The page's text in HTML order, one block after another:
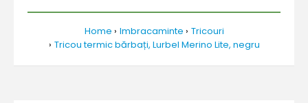
Home Imbracaminte
Tricouri
Tricou termic bărbați, Lurbel Merino Lite, negru